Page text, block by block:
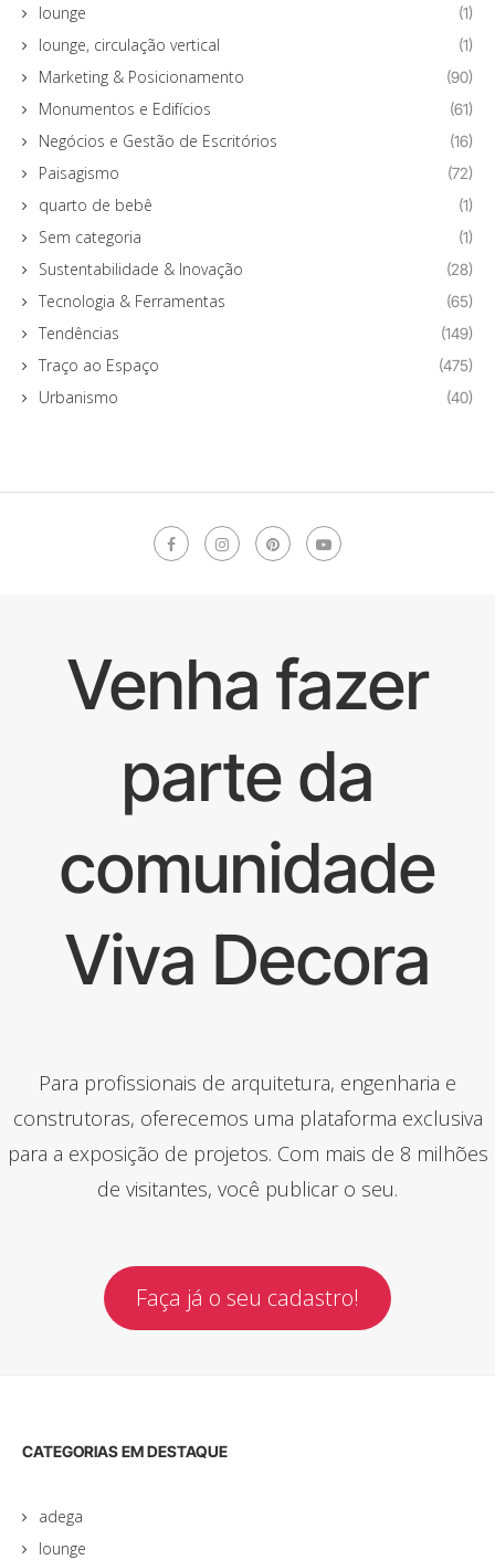
lounge (1)
lounge, circulação vertical (1)
Marketing & Posicionamento (90)
Monumentos e Edifícios (61)
Negócios e Gestão de Escritórios (16)
Paisagismo (72)
quarto de bebê (1)
Sem categoria (1)
Sustentabilidade & Inovação (28)
Tecnologia & Ferramentas (65)
Tendências (149)
Traço ao Espaço (475)
Urbanismo (40)
Venha fazer
parte da
comunidade
Viva Decora
Para profissionais de arquitetura, engenharia e
construtoras, oferecemos uma plataforma exclusiva
para a exposição de projetos. Com mais de 8 milhões
de visitantes, você publicar o seu.
Faça já o seu cadastro!
CATEGORIAS EM DESTAQUE
adega
lounge